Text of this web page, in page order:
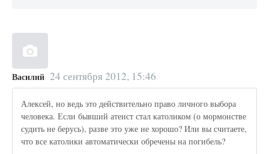
Василий 24 сентября 2012, 15:46
Алексей, но ведь это действительно право личного выбора
человека. Если бывший атеист стал католиком (о мормонстве
судить не берусь), разве это уже не хорошо? Или вы считаете,
что все католики автоматически обречены на погибель?